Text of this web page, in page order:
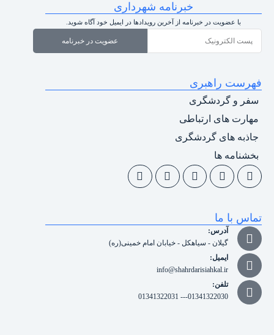
خبرنامه شهرداری
با عضویت در خبرنامه از آخرین رویدادها در ایمیل خود آگاه شوید.
عضویت در خبرنامه
فهرست راهبری
سفر و گردشگری
مهارت های ارتباطی
جاذبه های گردشگری
بخشنامه ها
تماس با ما
آدرس:
گیلان - سیاهکل - خیابان امام خمینی(ره)
ایمیل:
info@shahrdarisiahkal.ir
تلفن:
01341322030--- 01341322031